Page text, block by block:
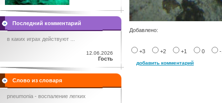
Последний комментарий
в каких играх действуют ...
12.06.2026
Гость
Слово из словаря
pneumonia - воспаление легких
Добавлено:
+3 +2 +1 0
добавить комментарий